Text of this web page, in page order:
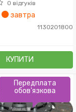
0 відгуків
завтра
1130201800
КУПИТИ
Передплата
обов'язкова